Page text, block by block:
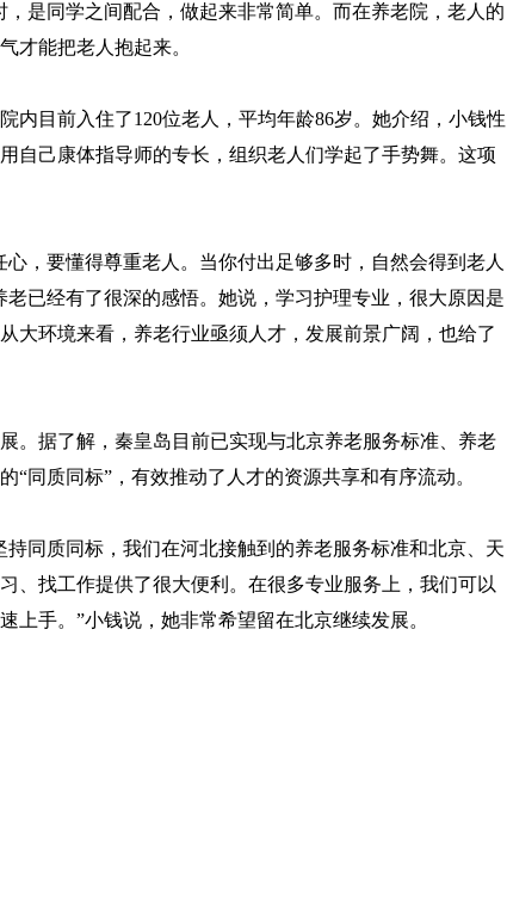
是同学之间配合，做起来非常简单。而在养老院，老人的
才能把老人抱起来。
目前入住了120位老人，平均年龄86岁。她介绍，小钱性
自己康体指导师的专长，组织老人们学起了手势舞。这项
要懂得尊重老人。当你付出足够多时，自然会得到老人
已经有了很深的感悟。她说，学习护理专业，很大原因是
大环境来看，养老行业亟须人才，发展前景广阔，也给了
据了解，秦皇岛目前已实现与北京养老服务标准、养老
“同质同标”，有效推动了人才的资源共享和有序流动。
同质同标，我们在河北接触到的养老服务标准和北京、天
、找工作提供了很大便利。在很多专业服务上，我们可以
上手。”小钱说，她非常希望留在北京继续发展。